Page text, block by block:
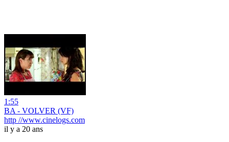
1:55
BA - VOLVER (VF)
http //www.cinelogs.com
il y a 20 ans